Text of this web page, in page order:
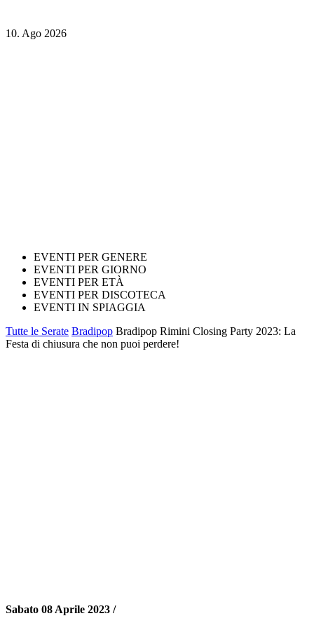
10. Ago 2026
EVENTI PER GENERE
EVENTI PER GIORNO
EVENTI PER ETÀ
EVENTI PER DISCOTECA
EVENTI IN SPIAGGIA
Tutte le Serate Bradipop Bradipop Rimini Closing Party 2023: La
Festa di chiusura che non puoi perdere!
Sabato 08 Aprile 2023 /